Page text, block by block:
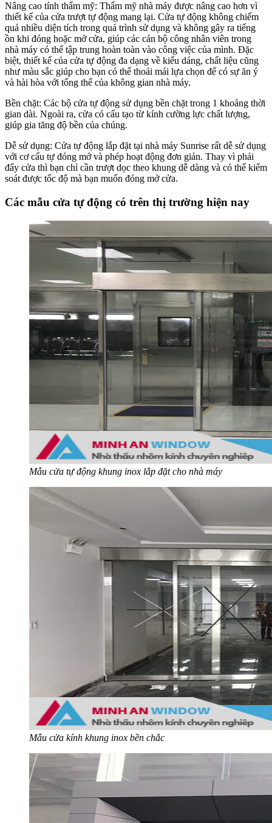
Nâng cao tính thẩm mỹ: Thẩm mỹ nhà máy được nâng cao hơn vì
thiết kế của cửa trượt tự động mang lại. Cửa tự động không chiếm
quá nhiều diện tích trong quá trình sử dụng và không gây ra tiếng
ồn khi đóng hoặc mở cửa, giúp các cán bộ công nhân viên trong
nhà máy có thể tập trung hoàn toàn vào công việc của mình. Đặc
biệt, thiết kế của cửa tự động đa dạng về kiểu dáng, chất liệu cũng
như màu sắc giúp cho bạn có thể thoải mái lựa chọn để có sự ăn ý
và hài hòa với tổng thể của không gian nhà máy.
Bền chặt: Các bộ cửa tự động sử dụng bền chặt trong 1 khoảng thời
gian dài. Ngoài ra, cửa có cấu tạo từ kính cường lực chất lượng,
giúp gia tăng độ bền của chúng.
Dễ sử dụng: Cửa tự động lắp đặt tại nhà máy Sunrise rất dễ sử dụng
với cơ cấu tự đóng mở và phép hoạt động đơn giản. Thay vì phải
đẩy cửa thì bạn chỉ cần trượt dọc theo khung dễ dàng và có thể kiểm
soát được tốc độ mà bạn muốn đóng mở cửa.
Các mẫu cửa tự động có trên thị trường hiện nay
Mẫu cửa tự động khung inox lắp đặt cho nhà máy
Mẫu cửa kính khung inox bền chắc